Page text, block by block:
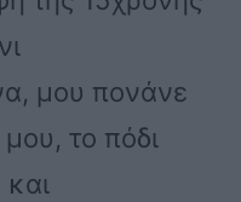
μου πονάνε
το πόδι